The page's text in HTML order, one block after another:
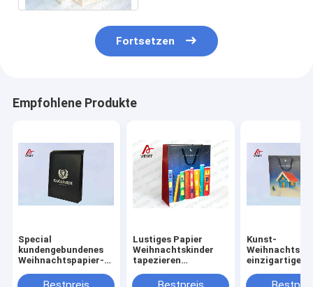
Fortsetzen
Empfohlene Produkte
Special
kundengebundenes
Weihnachtspapier-
blaue Farbe
Lustiges Papier
Weihnachtskinder
tapezieren
für den Einkauf
Kunst-
einzigartiges
sackt blauen